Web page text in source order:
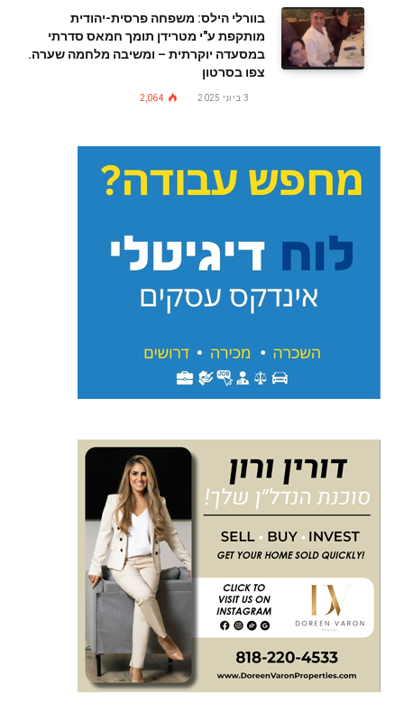
בוורלי הילס: משפחה פרסית-יהודית
מותקפת ע"י מטרידן תומך חמאס סדרתי
במסעדה יוקרתית – ומשיבה מלחמה שערה.
צפו בסרטון
3 ביוני 2025 2,064